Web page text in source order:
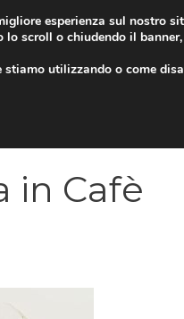
in Cafè
esperienza sul nostro
scroll o chiudendo il
stiamo utilizzando o come